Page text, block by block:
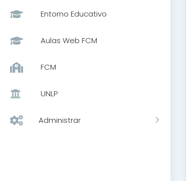
Entorno Educativo
Aulas Web FCM
FCM
UNLP
Administrar